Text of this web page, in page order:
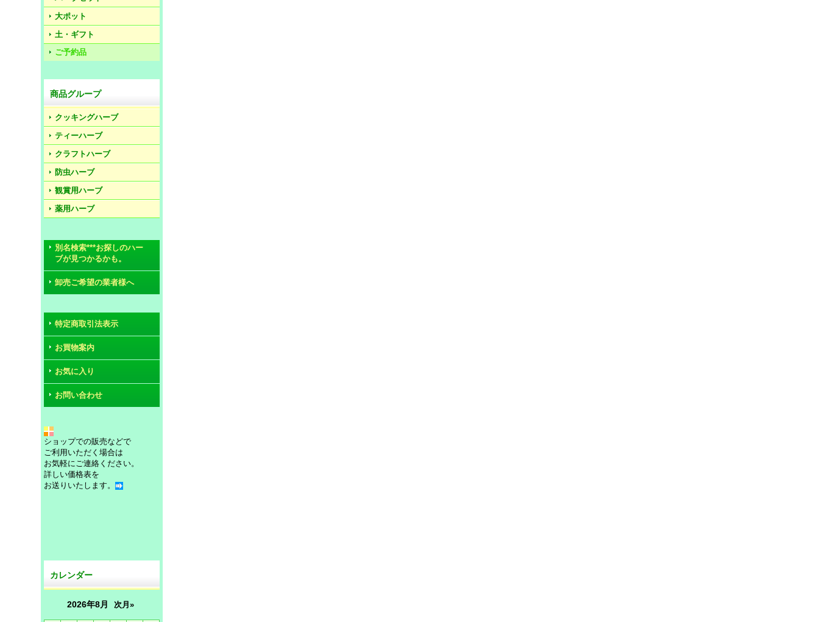
大ポット
土・ギフト
ご予約品
商品グループ
クッキングハーブ
ティーハーブ
クラフトハーブ
防虫ハーブ
観賞用ハーブ
薬用ハーブ
別名検索***お探しのハー
ブが見つかるかも。
卸売ご希望の業者様へ
特定商取引法表示
お買物案内
お気に入り
お問い合わせ
ショップでの販売などで
ご利用いただく場合は
お気軽にご連絡ください。
詳しい価格表を
お送りいたします。
カレンダー
2026年8月 次月»